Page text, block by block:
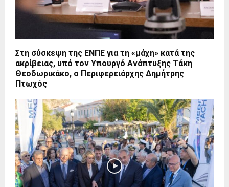
Στη σύσκεψη της ΕΝΠΕ για τη «μάχη» κατά της
ακρίβειας, υπό τον Υπουργό Ανάπτυξης Τάκη
Θεοδωρικάκο, ο Περιφερειάρχης Δημήτρης
Πτωχός